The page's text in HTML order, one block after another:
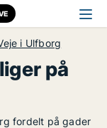
i Ulfborg
på
fordelt på gader